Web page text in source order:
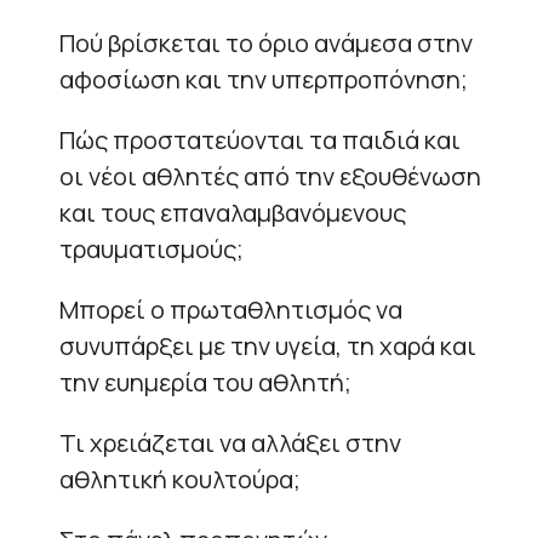
Πού βρίσκεται το όριο ανάμεσα στην
αφοσίωση και την υπερπροπόνηση;
Πώς προστατεύονται τα παιδιά και
οι νέοι αθλητές από την εξουθένωση
και τους επαναλαμβανόμενους
τραυματισμούς;
Μπορεί ο πρωταθλητισμός να
συνυπάρξει με την υγεία, τη χαρά και
την ευημερία του αθλητή;
Τι χρειάζεται να αλλάξει στην
αθλητική κουλτούρα;